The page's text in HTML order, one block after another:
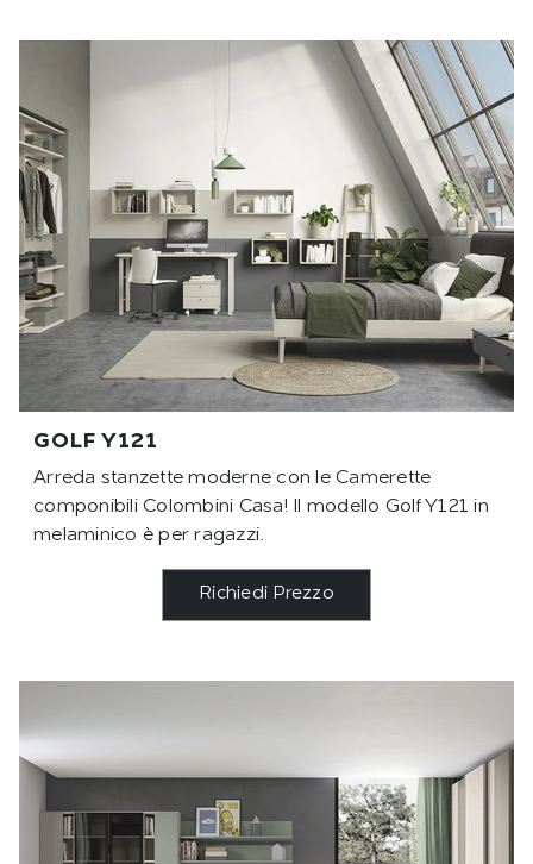
GOLF Y121
Arreda stanzette moderne con le Camerette
componibili Colombini Casa! Il modello Golf Y121 in
melaminico è per ragazzi.
Richiedi Prezzo